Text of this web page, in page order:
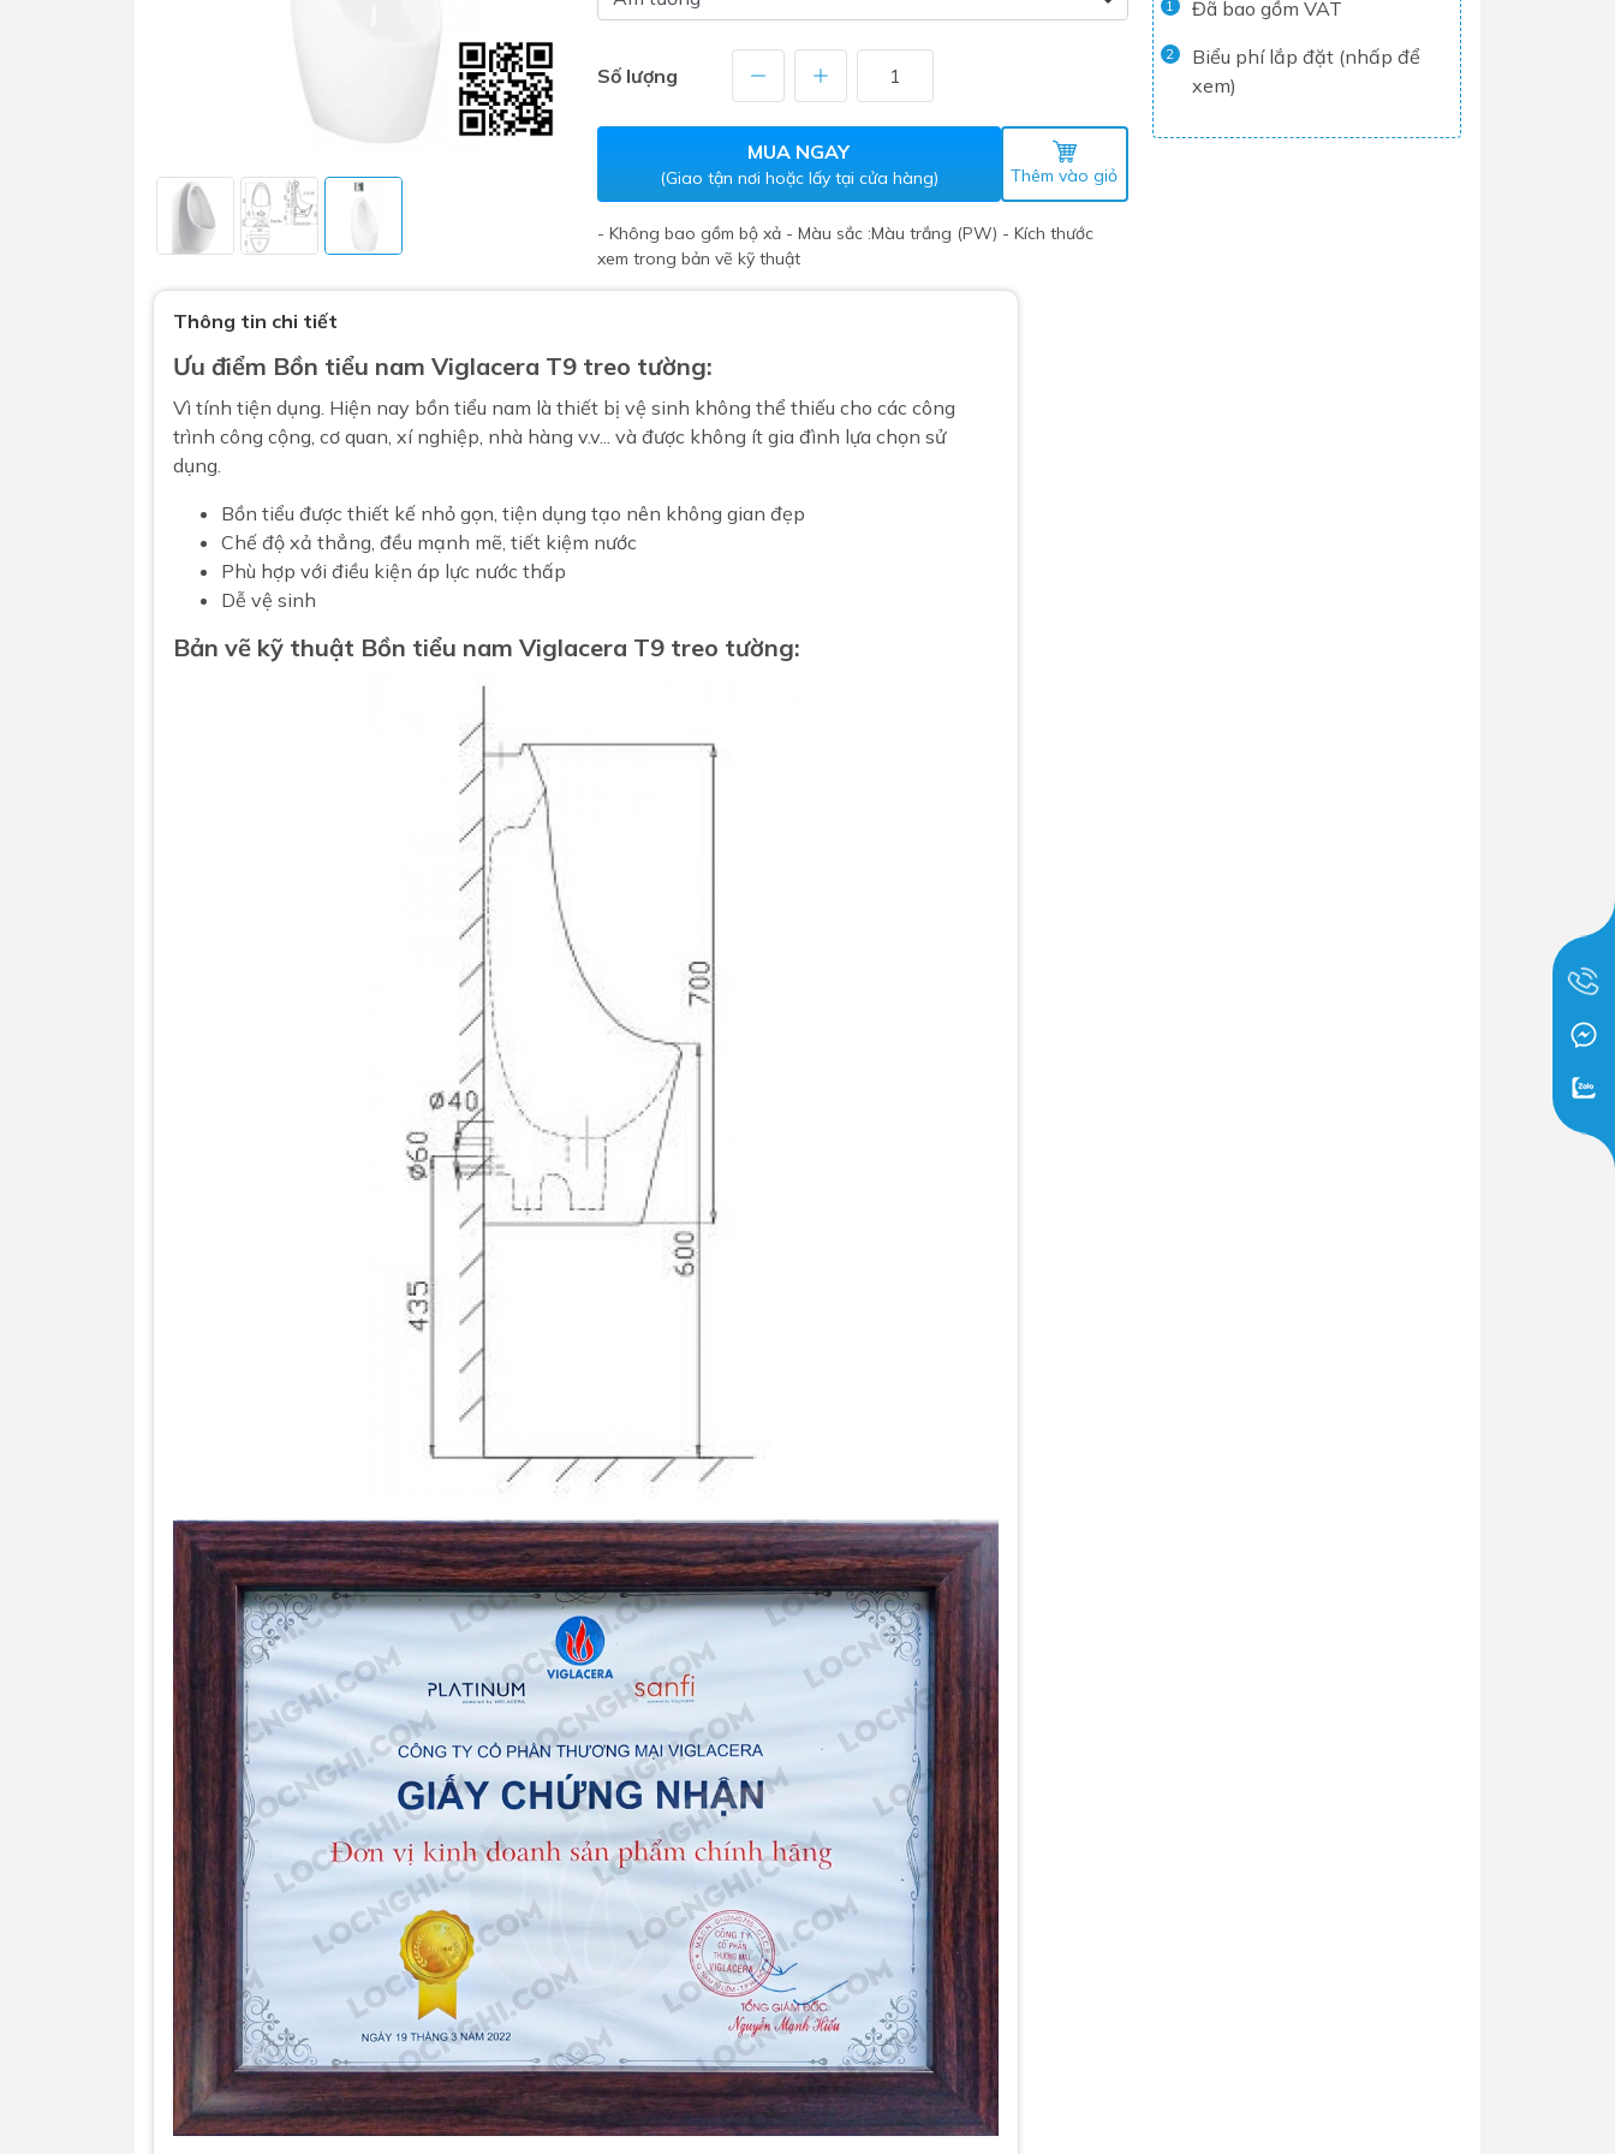
Máy nước nóng gián tiếp
Tủ lạnh
Máy rửa chén
Nồi chiên không dầu
Gương nhà vệ sinh - nhà tắm
Máy sấy tay
Nắp bồn cầu
Nắp điện tử
Combo bồn cầu nhà trọ giá rẻ
Combo Máy nước nóng năng lượng
Số lượng
MUA NGAY
(Giao tận nơi hoặc lấy tại cửa hàng) Thêm vào giỏ
- Không bao gồm bộ xả - Màu sắc :Màu trắng (PW) - Kích thước
xem trong bản vẽ kỹ thuật
1 Đã bao gồm VAT
2
Biểu phí lắp đặt (nhấp để
xem)
Thông tin chi tiết
Ưu điểm Bồn tiểu nam Viglacera T9 treo tường:
Vì tính tiện dụng. Hiện nay bồn tiểu nam là thiết bị vệ sinh không thể thiếu cho các công
trình công cộng, cơ quan, xí nghiệp, nhà hàng v.v... và được không ít gia đình lựa chọn sử
dụng.
Bồn tiểu được thiết kế nhỏ gọn, tiện dụng tạo nên không gian đẹp
Chế độ xả thẳng, đều mạnh mẽ, tiết kiệm nước
Phù hợp với điều kiện áp lực nước thấp
Dễ vệ sinh
Bản vẽ kỹ thuật Bồn tiểu nam Viglacera T9 treo tường: